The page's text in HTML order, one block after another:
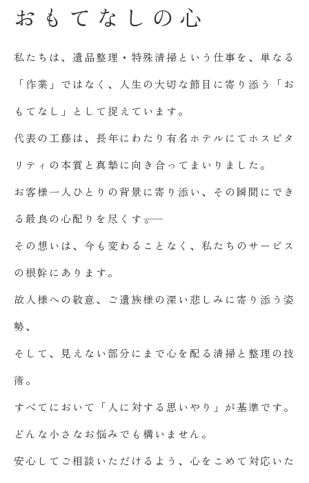
お も て な し の 心
私たちは、遺品整理・特殊清掃という仕事を、単なる
「作業」ではなく、人生の大切な節目に寄り添う「お
もてなし」として捉えています。
代表の工藤は、長年にわたり有名ホテルにてホスピタ
リティの本質と真摯に向き合ってまいりました。
お客様一人ひとりの背景に寄り添い、その瞬間にでき
る最良の心配りを尽くす――。
その想いは、今も変わることなく、私たちのサービス
の根幹にあります。
故人様への敬意、ご遺族様の深い悲しみに寄り添う姿
勢、
そして、見えない部分にまで心を配る清掃と整理の技
術。
すべてにおいて「人に対する思いやり」が基準です。
どんな小さなお悩みでも構いません。
安心してご相談いただけるよう、心をこめて対応いた